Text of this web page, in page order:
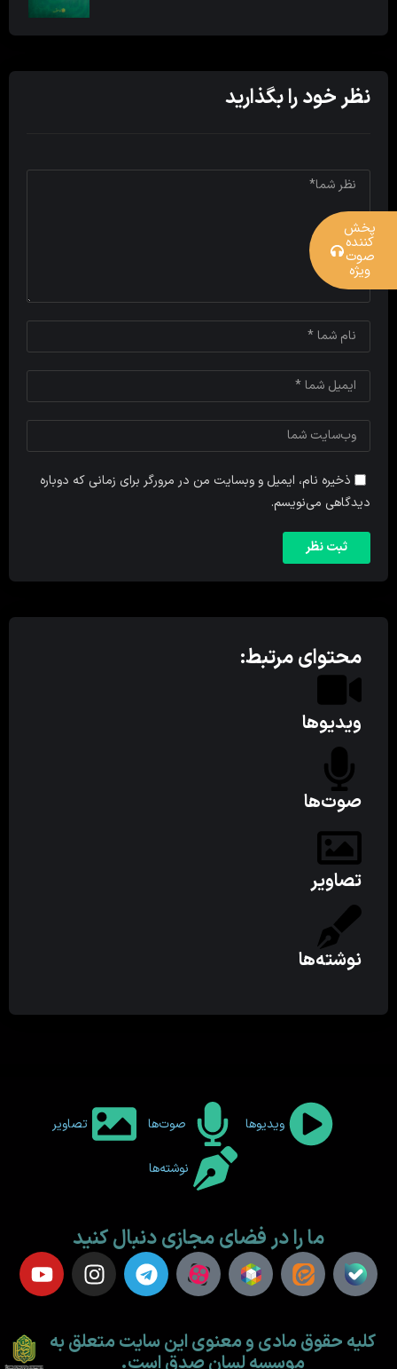
نظر خود را بگذارید
ذخیره نام، ایمیل و وبسایت من در مرورگر برای زمانی که دوباره
دیدگاهی می‌نویسم.
محتوای مرتبط:
ویدیوها
صوت‌ها
تصاویر
نوشته‌ها
ویدیوها صوت‌ها تصاویر
نوشته‌ها
ما را در فضای مجازی دنبال کنید
کلیه حقوق مادی و معنوی این سایت متعلق به
پخش
کننده
صوت
ویژه